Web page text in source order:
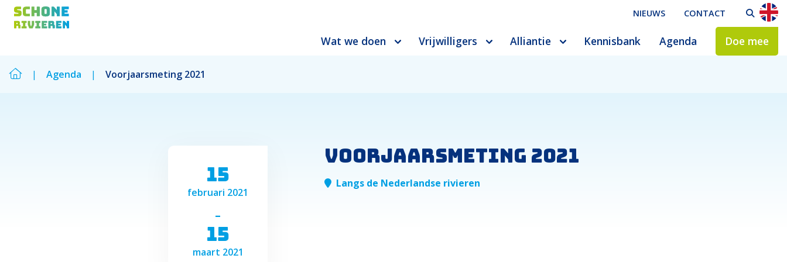
NIEUWS CONTACT
Wat we doen Vrijwilligers Alliantie Kennisbank Agenda Doe mee
| Agenda | Voorjaarsmeting 2021
15
februari 2021
-
15
maart 2021
Voorjaarsmeting 2021
Langs de Nederlandse rivieren